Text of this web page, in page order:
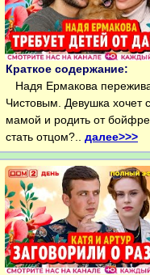
Краткое содержание:
Надя Ермакова
Чистовым. Девушка хочет
мамой и родить от
стать отцом?.. далее>>>